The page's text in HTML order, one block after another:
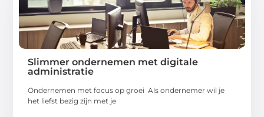
Slimmer ondernemen met digitale
administratie
Ondernemen met focus op groei Als ondernemer wil je
het liefst bezig zijn met je